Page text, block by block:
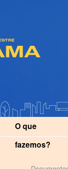
O que
fazemos?